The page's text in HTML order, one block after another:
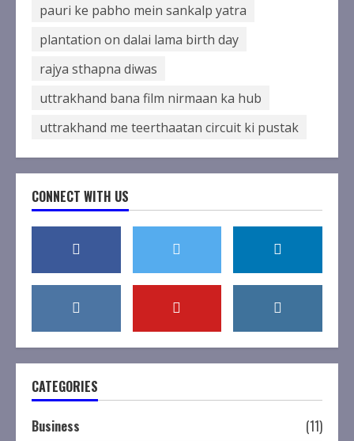
pauri ke pabho mein sankalp yatra
plantation on dalai lama birth day
rajya sthapna diwas
uttrakhand bana film nirmaan ka hub
uttrakhand me teerthaatan circuit ki pustak
CONNECT WITH US
CATEGORIES
Business
(11)